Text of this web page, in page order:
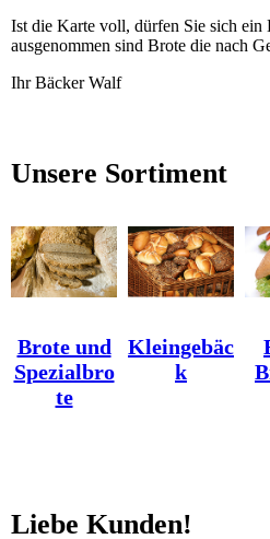
Ist die Karte voll, dürfen Sie sich ein
ausgenommen sind Brote die nach
Ihr Bäcker Walf
Unsere Sortiment
Brote und
Spezialbro
te
Kleingebäc
k
Liebe Kunden!